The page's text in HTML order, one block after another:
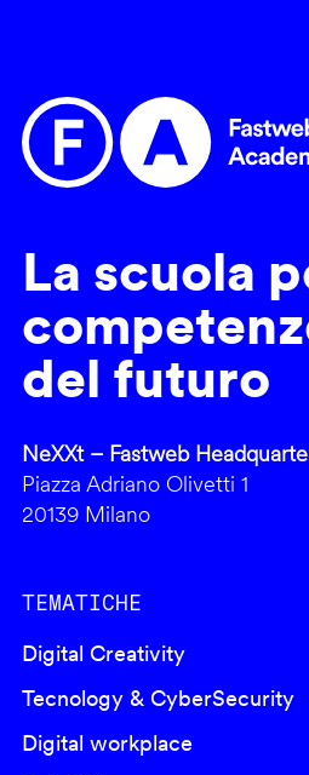
La scuola
del futuro
NeXXt – Fastweb
Piazza Adriano Olivetti 1
20139 Milano
TEMATICHE
Digital Creativity
Tecnology & CyberSecurity
Digital workplace